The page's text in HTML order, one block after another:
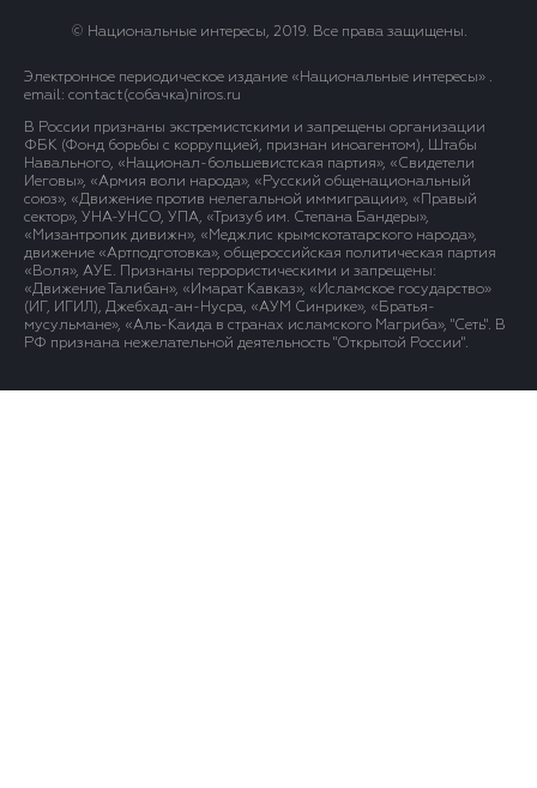
© Национальные интересы, 2019. Все права защищены.
Электронное периодическое издание «Национальные интересы» .
email: contact(сoбaчка)niros.ru
В России признаны экстремистскими и запрещены организации
ФБК (Фонд борьбы с коррупцией, признан иноагентом), Штабы
Навального, «Национал-большевистская партия», «Свидетели
Иеговы», «Армия воли народа», «Русский общенациональный
союз», «Движение против нелегальной иммиграции», «Правый
сектор», УНА-УНСО, УПА, «Тризуб им. Степана Бандеры»,
«Мизантропик дивижн», «Меджлис крымскотатарского народа»,
движение «Артподготовка», общероссийская политическая партия
«Воля», АУЕ. Признаны террористическими и запрещены:
«Движение Талибан», «Имарат Кавказ», «Исламское государство»
(ИГ, ИГИЛ), Джебхад-ан-Нусра, «АУМ Синрике», «Братья-
мусульмане», «Аль-Каида в странах исламского Магриба», "Сеть". В
РФ признана нежелательной деятельность "Открытой России".